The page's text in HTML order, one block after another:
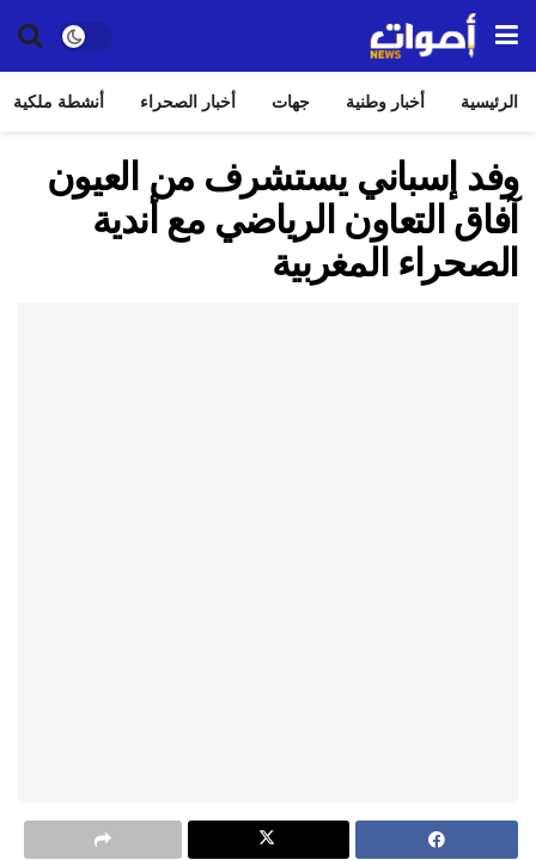
الرئيسية أخبار وطنية جهات أخبار الصحراء أنشطة ملكية
وفد إسباني يستشرف من العيون
آفاق التعاون الرياضي مع أندية
الصحراء المغربية